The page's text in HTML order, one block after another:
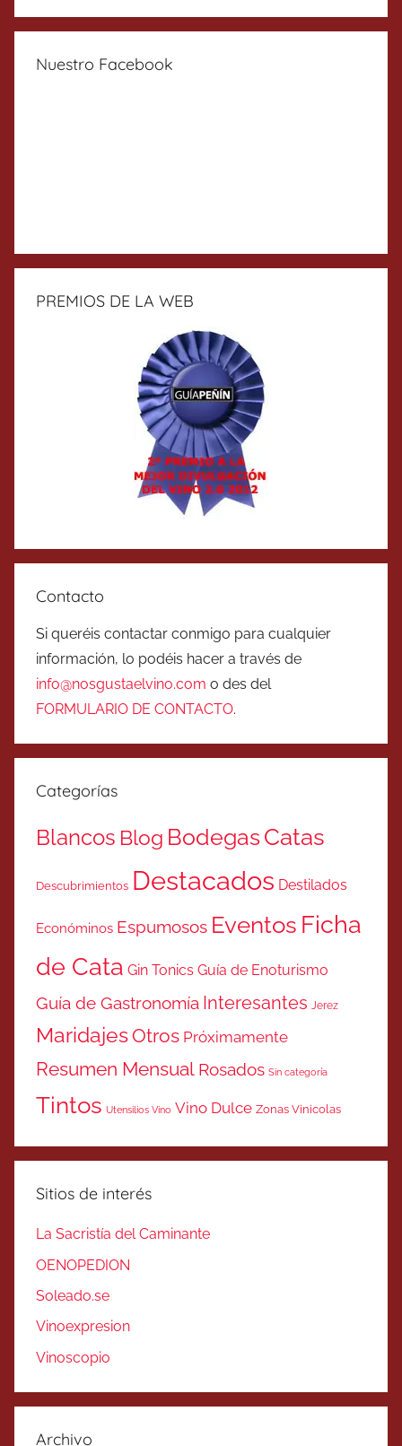
Nuestro Facebook
PREMIOS DE LA WEB
Contacto
Si queréis contactar conmigo para cualquier
información, lo podéis hacer a través de
info@nosgustaelvino.com o des del
FORMULARIO DE CONTACTO.
Categorías
Blancos Blog BodegasCatas
Descubrimientos Destacados Destilados
Económinos Espumosos Eventos Ficha
de Cata Gin Tonics Guía de Enoturismo
Guía de Gastronomía Interesantes Jerez
MaridajesOtros Próximamente
Resumen Mensual Rosados Sin categoría
Tintos Utensilios Vino Vino Dulce Zonas Vinicolas
Sitios de interés
La Sacristía del Caminante
OENOPEDION
Soleado.se
Vinoexpresion
Vinoscopio
Archivo